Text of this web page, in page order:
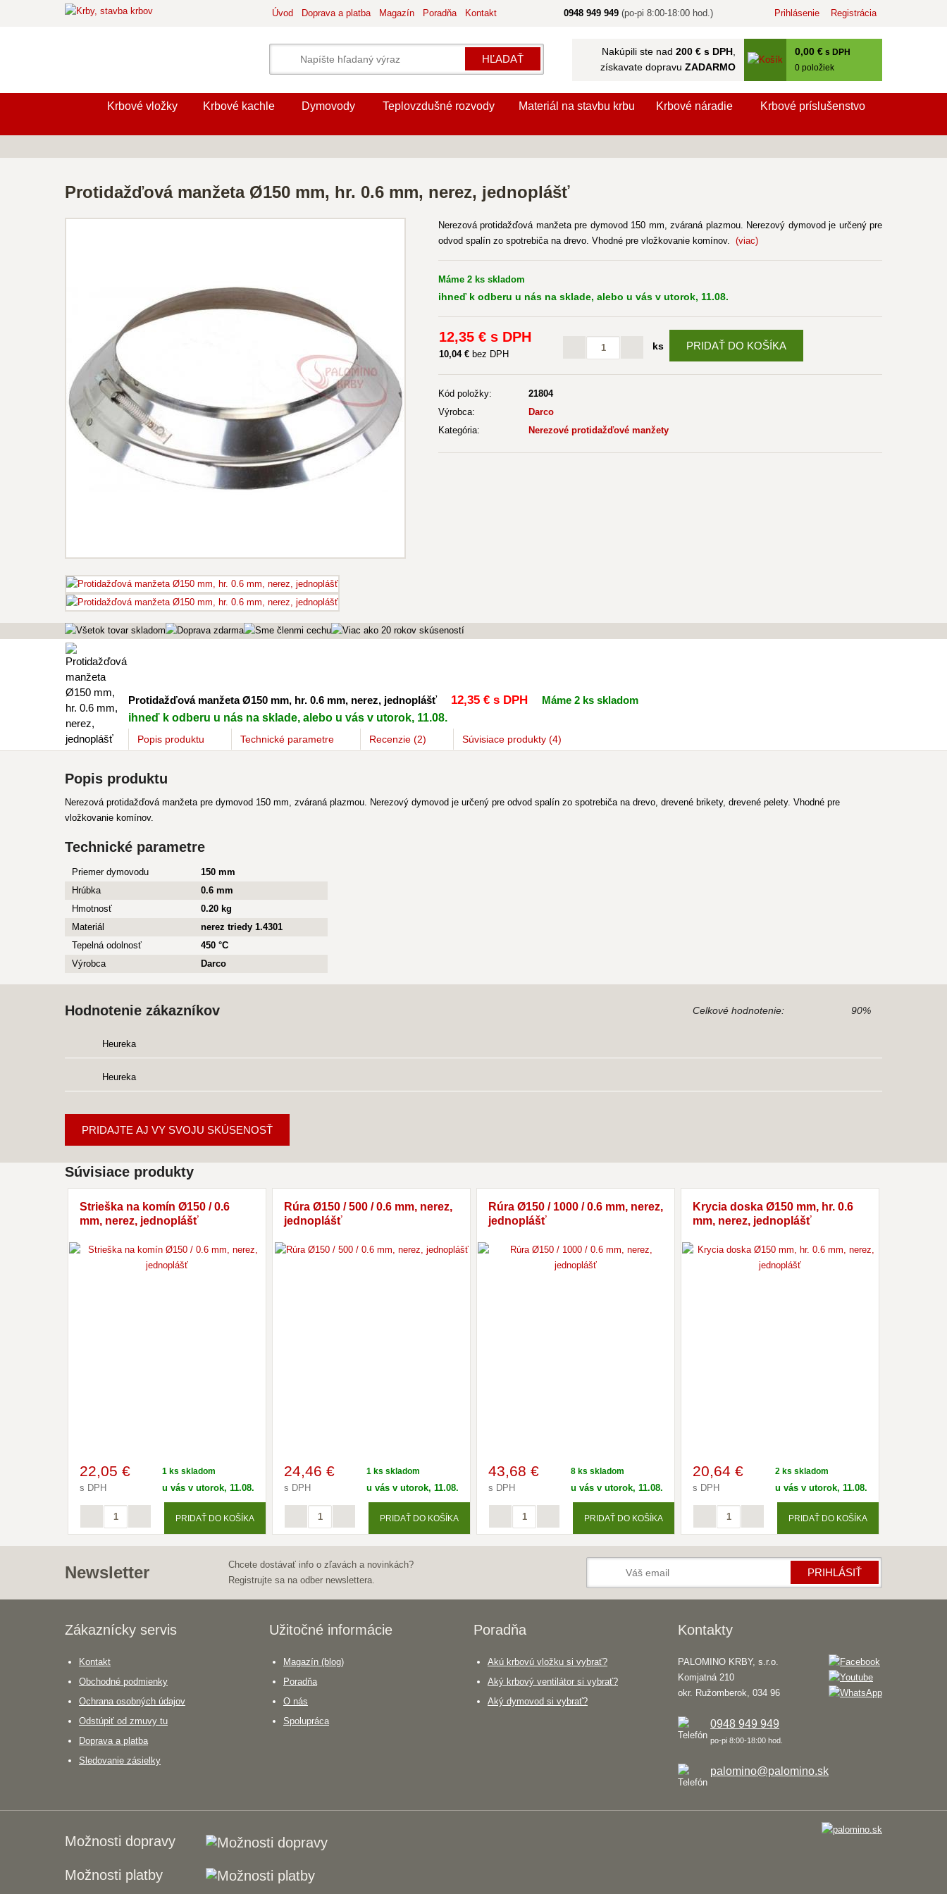
HĽADAŤ
Nakúpili ste nad 200 € s DPH ,
získavate dopravu ZADARMO
0,00 € s DPH
0 položiek
Prihlásenie Registrácia
0948 949 949 (po-pi 8:00-18:00 hod.)
Úvod Doprava a platba Magazín Poradňa Kontakt
Krbové vložky Krbové kachle Dymovody Teplovzdušné rozvody Materiál na stavbu krbu Krbové náradie Krbové príslušenstvo
Protidažďová manžeta Ø150 mm, hr. 0.6 mm, nerez, jednoplášť
Nerezová protidažďová manžeta pre dymovod 150 mm, zváraná plazmou. Nerezový dymovod je určený pre
odvod spalín zo spotrebiča na drevo. Vhodné pre vložkovanie komínov. (viac)
Máme 2 ks skladom
ihneď k odberu u nás na sklade, alebo u vás v utorok, 11.08.
12,35 € s DPH
10,04 € bez DPH
ks PRIDAŤ DO KOŠÍKA
Kód položky:
21804
Výrobca:
Darco
Kategória:
Nerezové protidažďové manžety
Protidažďová manžeta Ø150 mm, hr. 0.6 mm, nerez, jednoplášť 12,35 € s DPH Máme 2 ks skladom
ihneď k odberu u nás na sklade, alebo u vás v utorok, 11.08.
Popis produktu Technické parametre Recenzie (2) Súvisiaceprodukty(4)
Popis produktu
Nerezová protidažďová manžeta pre dymovod 150 mm, zváraná plazmou. Nerezový dymovod je určený pre odvod spalín zo spotrebiča na drevo, drevené brikety, drevené pelety. Vhodné pre
vložkovanie komínov.
Technické parametre
Priemer dymovodu
150 mm
Hrúbka
0.6 mm
Hmotnosť
0.20 kg
Materiál
nerez triedy 1.4301
Tepelná odolnosť
450 °C
Výrobca
Darco
Hodnotenie zákazníkov Celkové hodnotenie: 90%
Heureka
Heureka
PRIDAJTE AJ VY SVOJU SKÚSENOSŤ
Súvisiace produkty
Strieška na komín Ø150 / 0.6
mm, nerez, jednoplášť
22,05 €
s DPH
1 ks skladom
u vás v utorok, 11.08.
PRIDAŤ DO KOŠÍKA
Rúra Ø150 / 500 / 0.6 mm, nerez,
jednoplášť
24,46 €
s DPH
1 ks skladom
u vás v utorok, 11.08.
PRIDAŤ DO KOŠÍKA
Rúra Ø150 / 1000 / 0.6 mm, nerez,
jednoplášť
43,68 €
s DPH
8 ks skladom
u vás v utorok, 11.08.
PRIDAŤ DO KOŠÍKA
Krycia doska Ø150 mm, hr. 0.6
mm, nerez, jednoplášť
20,64 €
s DPH
2 ks skladom
u vás v utorok, 11.08.
PRIDAŤ DO KOŠÍKA
Newsletter
Chcete dostávať info o zľavách a novinkách?
Registrujte sa na odber newslettera.
PRIHLÁSIŤ
Zákaznícky servis
Kontakt
Obchodné podmienky
Ochrana osobných údajov
Odstúpiť od zmuvy tu
Doprava a platba
Sledovanie zásielky
Užitočné informácie
Magazín (blog)
Poradňa
O nás
Spolupráca
Poradňa
Akú krbovú vložku si vybrať?
Aký krbový ventilátor si vybrať?
Aký dymovod si vybrať?
Kontakty
PALOMINO KRBY, s.r.o.
Komjatná 210
okr. Ružomberok, 034 96
0948 949 949
po-pi 8:00-18:00 hod.
palomino@palomino.sk
Možnosti dopravy
Možnosti platby